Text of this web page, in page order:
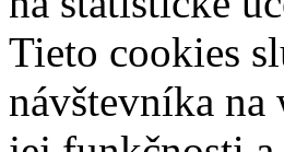
Tieto cookies
návštevníka na